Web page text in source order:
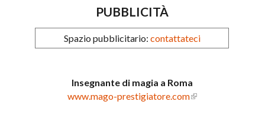
PUBBLICITÀ
Spazio pubblicitario: contattateci
Insegnante di magia a Roma
www.mago-prestigiatore.com